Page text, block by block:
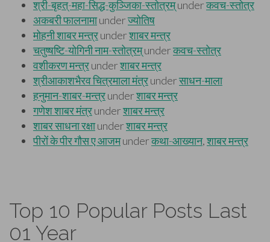
Top 10 Popular Posts Last
01 Year